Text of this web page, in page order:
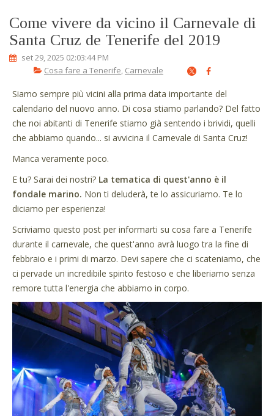
Come vivere da vicino il Carnevale di
Santa Cruz de Tenerife del 2019
set 29, 2025 02:03:44 PM
Cosa fare a Tenerife, Carnevale
Siamo sempre più vicini alla prima data importante del
calendario del nuovo anno. Di cosa stiamo parlando? Del fatto
che noi abitanti di Tenerife stiamo già sentendo i brividi, quelli
che abbiamo quando... si avvicina il Carnevale di Santa Cruz!
Manca veramente poco.
E tu? Sarai dei nostri? La tematica di quest'anno è il
fondale marino. Non ti deluderà, te lo assicuriamo. Te lo
diciamo per esperienza!
Scriviamo questo post per informarti su cosa fare a Tenerife
durante il carnevale, che quest'anno avrà luogo tra la fine di
febbraio e i primi di marzo. Devi sapere che ci scateniamo, che
ci pervade un incredibile spirito festoso e che liberiamo senza
remore tutta l'energia che abbiamo in corpo.